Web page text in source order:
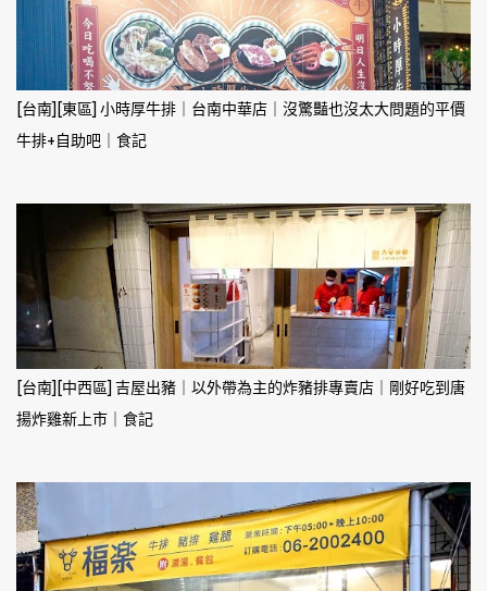
[台南][東區] 小時厚牛排｜台南中華店｜沒驚豔也沒太大問題的平價
牛排+自助吧｜食記
[台南][中西區] 吉屋出豬｜以外帶為主的炸豬排專賣店｜剛好吃到唐
揚炸雞新上市｜食記